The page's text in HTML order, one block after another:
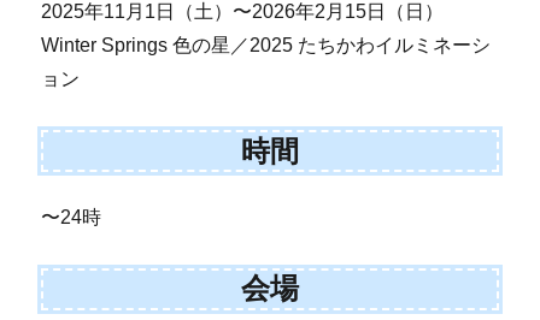
2025年11月1日（土）〜2026年2月15日（日）
Winter Springs 色の星／2025 たちかわイルミネーシ
ョン
時間
〜24時
会場